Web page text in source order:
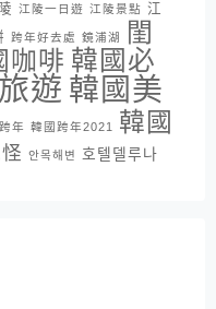
江陵一日遊 江陵景點 江
跨年好去處 鏡浦湖
閨
咖啡 韓國必
遊 韓國美
年 韓國跨年2021
韓國
안목해변 호텔델루나